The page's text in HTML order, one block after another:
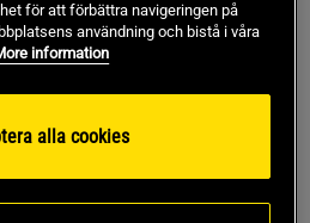
slut i lager. Få en notifikation
i lager.
för alla tillfällen.
för att förbättra navigeringen på
användning och bistå i våra
information
alla cookies